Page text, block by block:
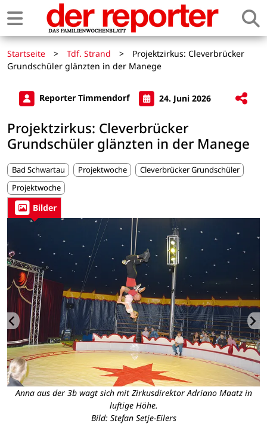
Startseite > Tdf. Strand >
Projektzirkus: Cleverbrücker
Grundschüler glänzten in der Manege
Reporter Timmendorf 24. Juni 2026
Projektzirkus: Cleverbrücker
Grundschüler glänzten in der Manege
Bad Schwartau Projektwoche
Cleverbrücker Grundschüler
Projektwoche
Bilder
Anna aus der 3b wagt sich mit Zirkusdirektor Adriano Maatz in
luftige Höhe.
Bild: Stefan Setje-Eilers